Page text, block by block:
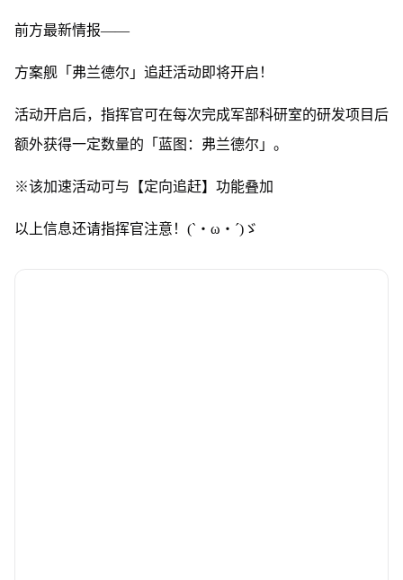
前方最新情报——
方案舰「弗兰德尔」追赶活动即将开启！
活动开启后，指挥官可在每次完成军部科研室的研发项目后
额外获得一定数量的「蓝图：弗兰德尔」。
※该加速活动可与【定向追赶】功能叠加
以上信息还请指挥官注意！(`・ω・´)ゞ